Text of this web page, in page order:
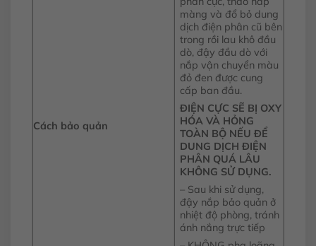
Cách bảo quản
màng và đổ bỏ dung
dịch điện phân cũ bên
trong rồi lau khô đầu
dò, đậy đầu dò với
nắp vận chuyển màu
đỏ đen được cung
cấp ban đầu.
ĐIỆN CỰC SẼ BỊ OXY
HÓA VÀ HỎNG
TOÀN BỘ NẾU ĐỂ
DUNG DỊCH ĐIỆN
PHÂN QUÁ LÂU
KHÔNG SỬ DỤNG.
– Sau khi sử dụng,
đậy nắp bảo quản ở
nhiệt độ phòng, tránh
ánh nắng trực tiếp